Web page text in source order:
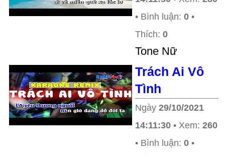
• Bình luận: 0 •
Thích: 0
Tone Nữ
Trách Ai Vô
Tình
Ngày 29/10/2021
14:11:30 • Xem: 260
• Bình luận: 0 •